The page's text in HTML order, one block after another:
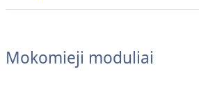
Mokomieji moduliai